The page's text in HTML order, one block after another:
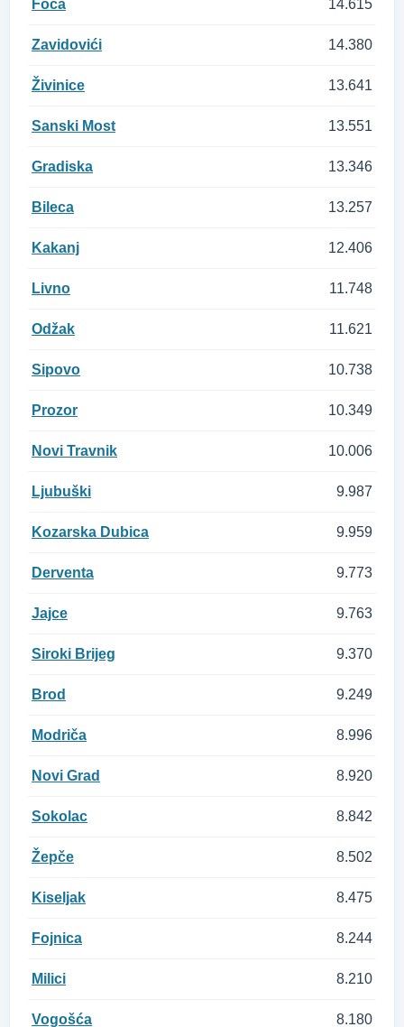
Foca 14.615
Zavidovići 14.380
Živinice 13.641
Sanski Most 13.551
Gradiska 13.346
Bileca 13.257
Kakanj 12.406
Livno 11.748
Odžak 11.621
Sipovo 10.738
Prozor 10.349
Novi Travnik 10.006
Ljubuški 9.987
Kozarska Dubica 9.959
Derventa 9.773
Jajce 9.763
Siroki Brijeg 9.370
Brod 9.249
Modriča 8.996
Novi Grad 8.920
Sokolac 8.842
Žepče 8.502
Kiseljak 8.475
Fojnica 8.244
Milici 8.210
Vogošća 8.180